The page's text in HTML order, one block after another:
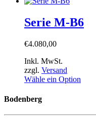
Serie M-B6
€4.080,00
Inkl. MwSt.
zzgl. Versand
Wähle ein Option
Bodenberg